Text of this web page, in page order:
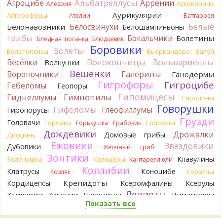
1 день назад
Verona
Рядовка мыльная, судя по пластинкам.
Правильно сделали, что не взяли.
1 день назад
BorisM Подгруздок чёрный, или близкие виды
1 день назад
BorisM Сдаётся мне, на земле и в руке - разные грибы.
1 день назад
Кирилл
Вони не было, но вода и гриб при варке
начали желтеть. Выкинул. Большое спасибо.
2 дня назад
Кирилл Спасибо.
2 дня назад
Tatiana_A
Да. Но они не все безоговорочно
съедобны.
2 дня назад
Tatiana_A
В следующий раз вырвите его целиком и
разрежьте ножку вертикально. Именно вертикально.
Агроцибе Алеврия Альбатреллусы Аррении Аскокорине
Астерофоры
Ателии Аурикулярии Баттаррея
Белонавозники Белосвинухи Белошампиньоны Белые
грибы Бледная поганка Блюдцевик Бокальчики Болетины
Болетопсисы Болеты Боровики Бьеркандера Валуй
Весёлки Волнушки Волоконницы Вольвариеллы
Вороночники Вёшенки Галерины Ганодермы
Гебеломы Геопоры Гигрофоры Гигроцибе
Гиднеллумы Гимнопилы Гипомицесы Гиродоны
Гиропорусы Гифоломы Глеофиллумы Говорушки
Головачи Горчаки Горькушка Грабовик Грифолы Грузди
Дисцины Дождевики Домовые грибы Дрожалки
Дубовики Ежовики Жёлчный гриб Звездовики
Зеленушка Зонтики Калоцеры Кантареллюли
Клавулины
Клатрусы
Козляк Коллибии Коноцибе Кораллы
Кордицепсы Крепидоты Ксеромфалины Ксерулы
Ксилярии Кудонии Лаковицы Лепиоты Лимацеллы
Лисички
Показать все